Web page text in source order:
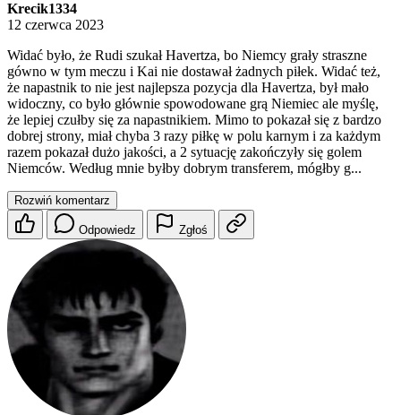
Krecik1334
12 czerwca 2023
Widać było, że Rudi szukał Havertza, bo Niemcy grały straszne
gówno w tym meczu i Kai nie dostawał żadnych piłek. Widać też,
że napastnik to nie jest najlepsza pozycja dla Havertza, był mało
widoczny, co było głównie spowodowane grą Niemiec ale myślę,
że lepiej czułby się za napastnikiem. Mimo to pokazał się z bardzo
dobrej strony, miał chyba 3 razy piłkę w polu karnym i za każdym
razem pokazał dużo jakości, a 2 sytuację zakończyły się golem
Niemców. Według mnie byłby dobrym transferem, mógłby g...
Rozwiń komentarz
Odpowiedz Zgłoś